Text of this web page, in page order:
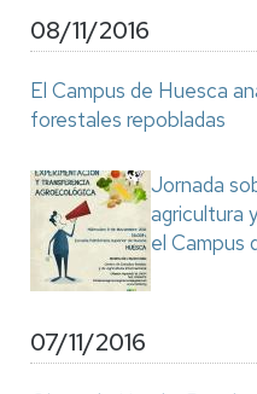
08/11/2016
El Campus de Huesca
forestales repobladas
Jornada
agricultura
el Campus
07/11/2016